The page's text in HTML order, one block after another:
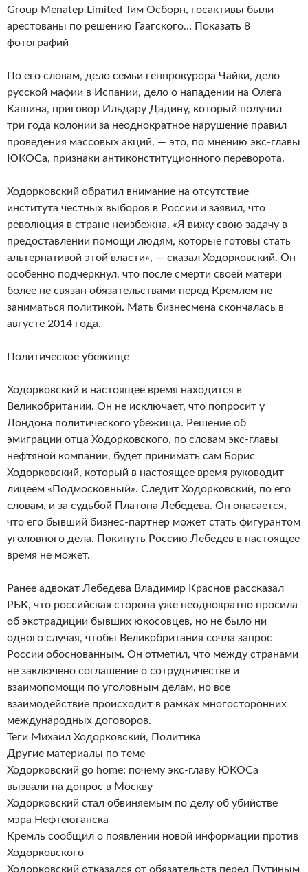
Group Menatep Limited Тим Осборн​, госактивы были
арестованы по решению Гаагского… Показать 8
фотографий
По его словам, дело семьи генпрокурора Чайки, дело
русской мафии в Испании, дело о нападении на Олега
Кашина, приговор Ильдару Дадину, который получил
три года колонии за неоднократное нарушение правил
проведения массовых акций, — это, по мнению экс-главы
ЮКОСа, признаки антиконституционного переворота.
Ходорковский обратил внимание на отсутствие
института честных выборов в России и заявил, что
революция в стране неизбежна. «Я вижу свою задачу в
предоставлении помощи людям, которые готовы стать
альтернативой этой власти», — сказал Ходорковский. Он
особенно подчеркнул, что после смерти своей матери
более не связан обязательствами перед Кремлем не
заниматься политикой. Мать бизнесмена скончалась в
августе 2014 года.
Политическое убежище
Ходорковский в настоящее время находится в
Великобритании. Он не исключает, что попросит у
Лондона политического убежища. Решение об
эмиграции отца Ходорковского, по словам экс-главы
нефтяной компании, будет принимать сам Борис
Ходорковский, который в настоящее время руководит
лицеем «Подмосковный». Следит Ходорковский, по его
словам, и за судьбой Платона Лебедева. Он опасается,
что его бывший бизнес-партнер может стать фигурантом
уголовного дела. Покинуть Россию Лебедев в настоящее
время не может.
Ранее адвокат Лебедева Владимир Краснов рассказал
РБК, что российская сторона уже неоднократно просила
об экстрадиции бывших юкосовцев, но не было ни
одного случая, чтобы Великобритания сочла запрос
России обоснованным. Он отметил, что между странами
не заключено соглашение о сотрудничестве и
взаимопомощи по уголовным делам, но все
взаимодействие происходит в рамках многосторонних
международных договоров.
Теги Михаил Ходорковский, Политика
Другие материалы по теме
Ходорковский go home: почему экс-главу ЮКОСа
вызвали на допрос в Москву
Ходорковский стал обвиняемым по делу об убийстве
мэра Нефтеюганска
Кремль сообщил о появлении новой информации против
Ходорковского
Ходорковский отказался от обязательств перед Путиным